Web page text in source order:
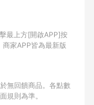
最上方[開啟APP]按
商家APP皆為最新版
無回饋商品。各點數
規則為準。